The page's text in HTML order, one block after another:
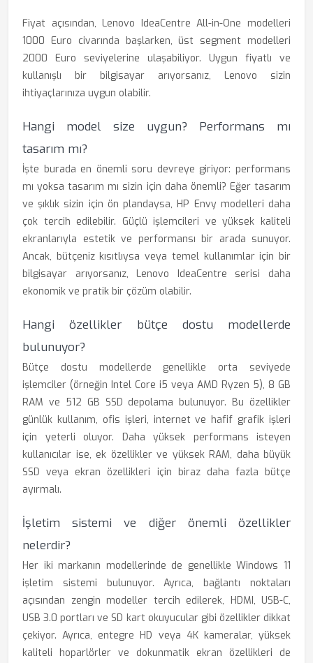
Fiyat açısından, Lenovo IdeaCentre All-in-One modelleri
1000 Euro civarında başlarken, üst segment modelleri
2000 Euro seviyelerine ulaşabiliyor. Uygun fiyatlı ve
kullanışlı bir bilgisayar arıyorsanız, Lenovo sizin
ihtiyaçlarınıza uygun olabilir.
Hangi model size uygun? Performans mı
tasarım mı?
İşte burada en önemli soru devreye giriyor: performans
mı yoksa tasarım mı sizin için daha önemli? Eğer tasarım
ve şıklık sizin için ön plandaysa, HP Envy modelleri daha
çok tercih edilebilir. Güçlü işlemcileri ve yüksek kaliteli
ekranlarıyla estetik ve performansı bir arada sunuyor.
Ancak, bütçeniz kısıtlıysa veya temel kullanımlar için bir
bilgisayar arıyorsanız, Lenovo IdeaCentre serisi daha
ekonomik ve pratik bir çözüm olabilir.
Hangi özellikler bütçe dostu modellerde
bulunuyor?
Bütçe dostu modellerde genellikle orta seviyede
işlemciler (örneğin Intel Core i5 veya AMD Ryzen 5), 8 GB
RAM ve 512 GB SSD depolama bulunuyor. Bu özellikler
günlük kullanım, ofis işleri, internet ve hafif grafik işleri
için yeterli oluyor. Daha yüksek performans isteyen
kullanıcılar ise, ek özellikler ve yüksek RAM, daha büyük
SSD veya ekran özellikleri için biraz daha fazla bütçe
ayırmalı.
İşletim sistemi ve diğer önemli özellikler
nelerdir?
Her iki markanın modellerinde de genellikle Windows 11
işletim sistemi bulunuyor. Ayrıca, bağlantı noktaları
açısından zengin modeller tercih edilerek, HDMI, USB-C,
USB 3.0 portları ve SD kart okuyucular gibi özellikler dikkat
çekiyor. Ayrıca, entegre HD veya 4K kameralar, yüksek
kaliteli hoparlörler ve dokunmatik ekran özellikleri de